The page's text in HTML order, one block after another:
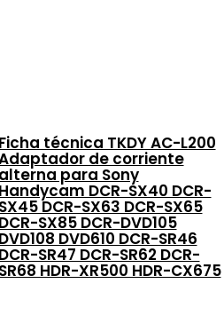
Ficha técnica TKDY AC-L200
de corriente
alterna para Sony
Handycam DCR-SX40 DCR-
SX45 DCR-SX63 DCR-SX65
DCR-SX85 DCR-DVD105
DVD108 DVD610 DCR-SR46
DCR-SR47 DCR-SR62 DCR-
SR68 HDR-XR500 HDR-CX675